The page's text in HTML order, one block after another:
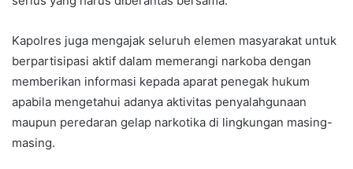
Kapolres juga mengajak seluruh elemen masyarakat untuk
berpartisipasi aktif dalam memerangi narkoba dengan
memberikan informasi kepada aparat penegak hukum
apabila mengetahui adanya aktivitas penyalahgunaan
maupun peredaran gelap narkotika di lingkungan masing-
masing.